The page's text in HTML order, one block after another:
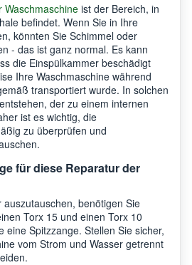
Waschmaschineist der Bereich, in
befindet. Wenn Sie in Ihre
könnten Sie Schimmel oder
- das ist ganz normal. Es kann
die Einspülkammer beschädigt
Ihre Waschmaschine während
transportiert wurde. In solchen
der zu einem internen
ist es wichtig, die
zu überprüfen und
für diese Reparatur der
benötigen Sie
Torx 15 und einen Torx 10
eine Spitzzange. Stellen Sie sicher,
vom Strom und Wasser getrennt